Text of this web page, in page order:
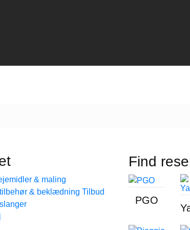
& maling
& beklædning
Find
PGO